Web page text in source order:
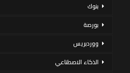
بنوك
بورصة
ووردبريس
الذكاء الاصطناعي